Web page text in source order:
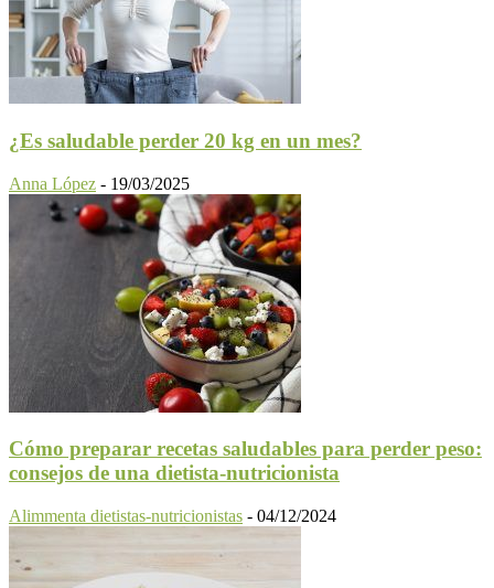
¿Es saludable perder 20 kg en un mes?
Anna López - 19/03/2025
Cómo preparar recetas saludables para perder peso:
consejos de una dietista-nutricionista
Alimmenta dietistas-nutricionistas - 04/12/2024